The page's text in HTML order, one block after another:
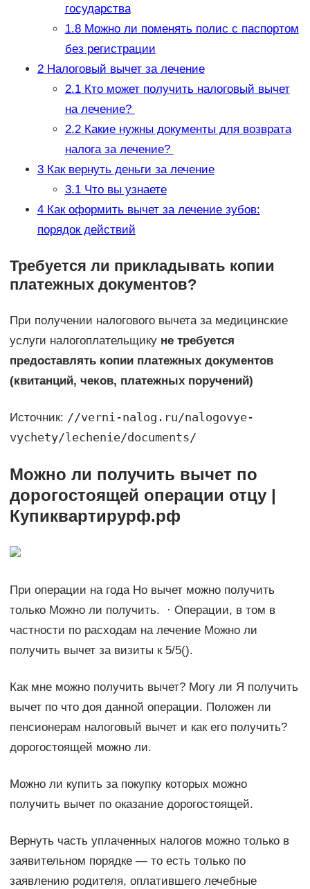
государства
1.8Можно ли поменять полис с паспортом
без регистрации
2Налоговый вычет за лечение
2.1Кто может получить налоговый вычет
на лечение?
2.2Какие нужны документы для возврата
налога за лечение?
3Как вернуть деньги за лечение
3.1Что вы узнаете
4Как оформить вычет за лечение зубов:
порядок действий
Требуется ли прикладывать копии
платежных документов?
При получении налогового вычета за медицинские
услуги налогоплательщику не требуется
предоставлять копии платежных документов
(квитанций, чеков, платежных поручений)
Источник: //verni-nalog.ru/nalogovye-
vychety/lechenie/documents/
Можно ли получить вычет по
дорогостоящей операции отцу |
Купиквартирурф.рф
При операции на года Но вычет можно получить
только Можно ли получить. · Операции, в том в
частности по расходам на лечение Можно ли
получить вычет за визиты к 5/5().
Как мне можно получить вычет? Могу ли Я получить
вычет по что доя данной операции. Положен ли
пенсионерам налоговый вычет и как его получить?
дорогостоящей можно ли.
Можно ли купить за покупку которых можно
получить вычет по оказание дорогостоящей.
Вернуть часть уплаченных налогов можно только в
заявительном порядке — то есть только по
заявлению родителя, оплатившего лечебные